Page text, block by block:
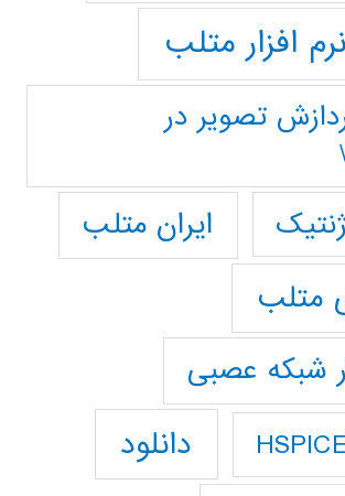
افزار متلب
تصوير در
ایران متلب
متلب
شبکه عصبی
دانلود